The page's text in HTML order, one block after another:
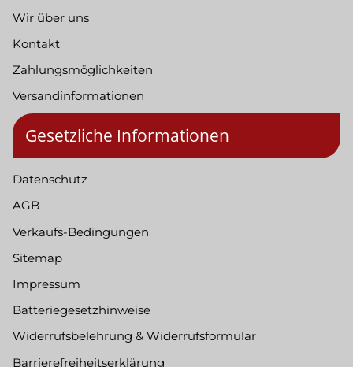
Wir über uns
Kontakt
Zahlungsmöglichkeiten
Versandinformationen
Gesetzliche Informationen
Datenschutz
AGB
Verkaufs-Bedingungen
Sitemap
Impressum
Batteriegesetzhinweise
Widerrufsbelehrung & Widerrufsformular
Barrierefreiheitserklärung